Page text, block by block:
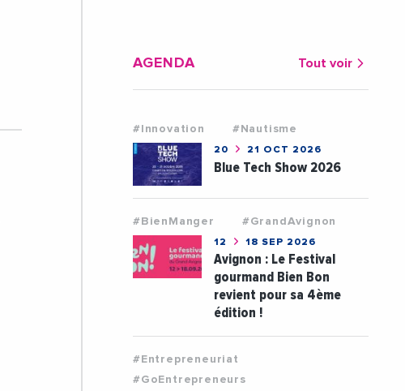
AGENDA Tout voir
#Innovation #Nautisme
20 21 OCT 2026
Blue Tech Show 2026
#BienManger #GrandAvignon
12 18 SEP 2026
Avignon : Le Festival
gourmand Bien Bon
revient pour sa 4ème
édition !
#Entrepreneuriat
#GoEntrepreneurs